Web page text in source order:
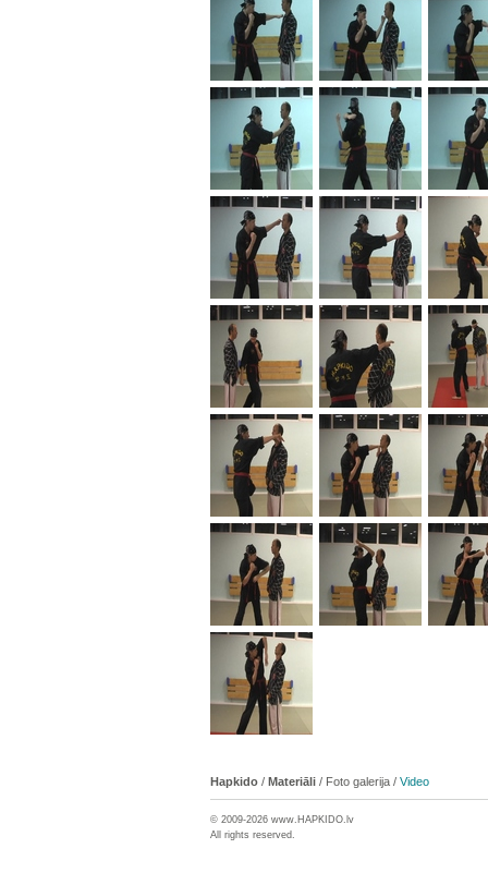
Hapkido / Materiāli / Foto galerija / Video
© 2009-2026 www. HAPKIDO.lv
All rights reserved.